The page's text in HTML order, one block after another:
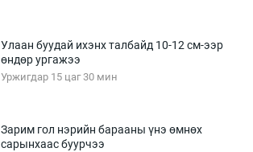
Улаан буудай ихэнх талбайд 10-12 см-ээр
өндөр ургажээ
Уржигдар 15 цаг 30 мин
Зарим гол нэрийн барааны үнэ өмнөх
сарынхаас буурчээ